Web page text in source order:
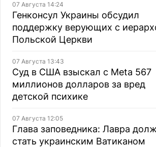
07 Августа 14:24
Генконсул Украины обсудил
поддержку верующих с
Польской Церкви
07 Августа 13:43
Суд в США взыскал с Meta 567
миллионов долларов за вред
детской психике
07 Августа 12:05
Глава заповедника: Лавра
стать украинским Ватиканом